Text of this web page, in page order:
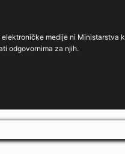
medije ni Ministarstva
odgovornima za njih.